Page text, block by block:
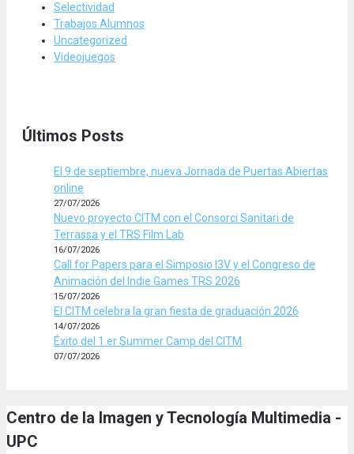
Selectividad
Trabajos Alumnos
Uncategorized
Videojuegos
Últimos Posts
El 9 de septiembre, nueva Jornada de Puertas Abiertas
online
27/07/2026
Nuevo proyecto CITM con el Consorci Sanitari de
Terrassa y el TRS Film Lab
16/07/2026
Call for Papers para el Simposio I3V y el Congreso de
Animación del Indie Games TRS 2026
15/07/2026
El CITM celebra la gran fiesta de graduación 2026
14/07/2026
Éxito del 1.er Summer Camp del CITM
07/07/2026
Centro de la Imagen y Tecnología Multimedia -
UPC